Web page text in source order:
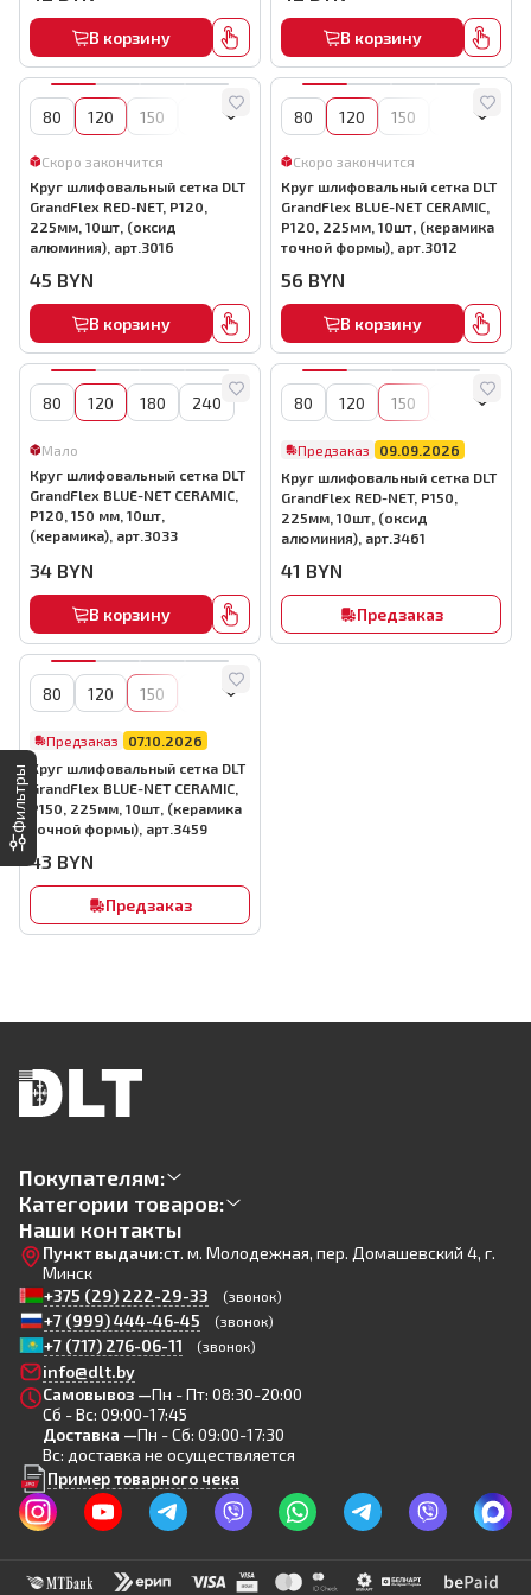
Фильтры
В корзину В корзину
80 120 150 240 400
Скоро закончится
Круг шлифовальный сетка DLT
GrandFlex RED-NET, P120,
225мм, 10шт, (оксид
алюминия), арт.3016
45 BYN
В корзину
80 120 150
Скоро закончится
Круг шлифовальный сетка DLT
GrandFlex BLUE-NET CERAMIC,
P120, 225мм, 10шт, (керамика
точной формы), арт.3012
56 BYN
В корзину
80 120 180 240
Мало
Круг шлифовальный сетка DLT
GrandFlex BLUE-NET CERAMIC,
P120, 150 мм, 10шт,
(керамика), арт.3033
34 BYN
В корзину
80 120 150
Предзаказ
09.09.2026
Круг шлифовальный сетка DLT
GrandFlex RED-NET, P150,
225мм, 10шт, (оксид
алюминия), арт.3461
41 BYN
Предзаказ
80 120 150
Предзаказ
07.10.2026
Круг шлифовальный сетка DLT
GrandFlex BLUE-NET CERAMIC,
P150, 225мм, 10шт, (керамика
точной формы), арт.3459
43 BYN
Предзаказ
Покупателям:
Категории товаров:
Наши контакты
Пункт выдачи:ст. м. Молодежная, пер. Домашевский 4, г.
Минск
+375 (29) 222-29-33
(звонок)
+7 (999) 444-46-45 (звонок)
+7 (717) 276-06-11 (звонок)
info@dlt.by
Самовывоз —Пн - Пт: 08:30-20:00
Сб - Вс: 09:00-17:45
Доставка —Пн - Сб: 09:00-17:30
Вс: доставка не осуществляется
Пример товарного чека